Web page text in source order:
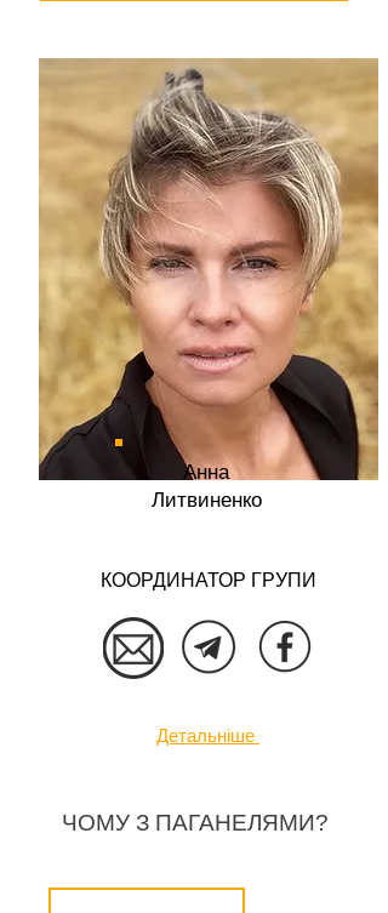
Анна
Литвиненко
КООРДИНАТОР ГРУПИ
Детальніше
ЧОМУ З ПАГАНЕЛЯМИ?